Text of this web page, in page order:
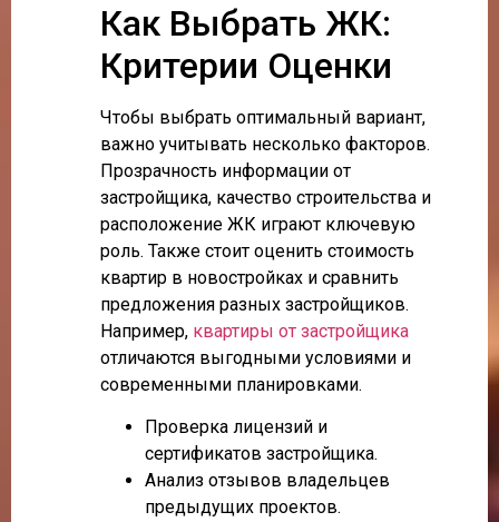
Как Выбрать ЖК:
Критерии Оценки
Чтобы выбрать оптимальный вариант,
важно учитывать несколько факторов.
Прозрачность информации от
застройщика, качество строительства и
расположение ЖК играют ключевую
роль. Также стоит оценить стоимость
квартир в новостройках и сравнить
предложения разных застройщиков.
Например, квартиры от застройщика
отличаются выгодными условиями и
современными планировками.
Проверка лицензий и
сертификатов застройщика.
Анализ отзывов владельцев
предыдущих проектов.